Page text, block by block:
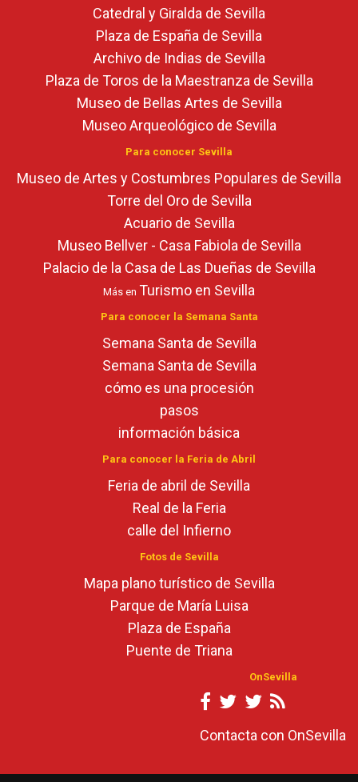
Catedral y Giralda de Sevilla
Plaza de España de Sevilla
Archivo de Indias de Sevilla
Plaza de Toros de la Maestranza de Sevilla
Museo de Bellas Artes de Sevilla
Museo Arqueológico de Sevilla
Para conocer Sevilla
Museo de Artes y Costumbres Populares de Sevilla
Torre del Oro de Sevilla
Acuario de Sevilla
Museo Bellver - Casa Fabiola de Sevilla
Palacio de la Casa de Las Dueñas de Sevilla
Más en Turismo en Sevilla
Para conocer la Semana Santa
Semana Santa de Sevilla
Semana Santa de Sevilla
cómo es una procesión
pasos
información básica
Para conocer la Feria de Abril
Feria de abril de Sevilla
Real de la Feria
calle del Infierno
Fotos de Sevilla
Mapa plano turístico de Sevilla
Parque de María Luisa
Plaza de España
Puente de Triana
OnSevilla
Contacta con OnSevilla